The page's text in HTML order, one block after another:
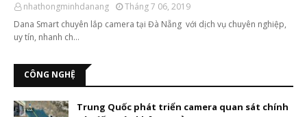
nhathongminhdanang
Tháng 7 06, 2019
Dana Smart chuyên lắp camera tại Đà Nẵng với dịch vụ chuyên nghiệp,
uy tín, nhanh ch…
CÔNG NGHỆ
Trung Quốc phát triển camera quan sát chính